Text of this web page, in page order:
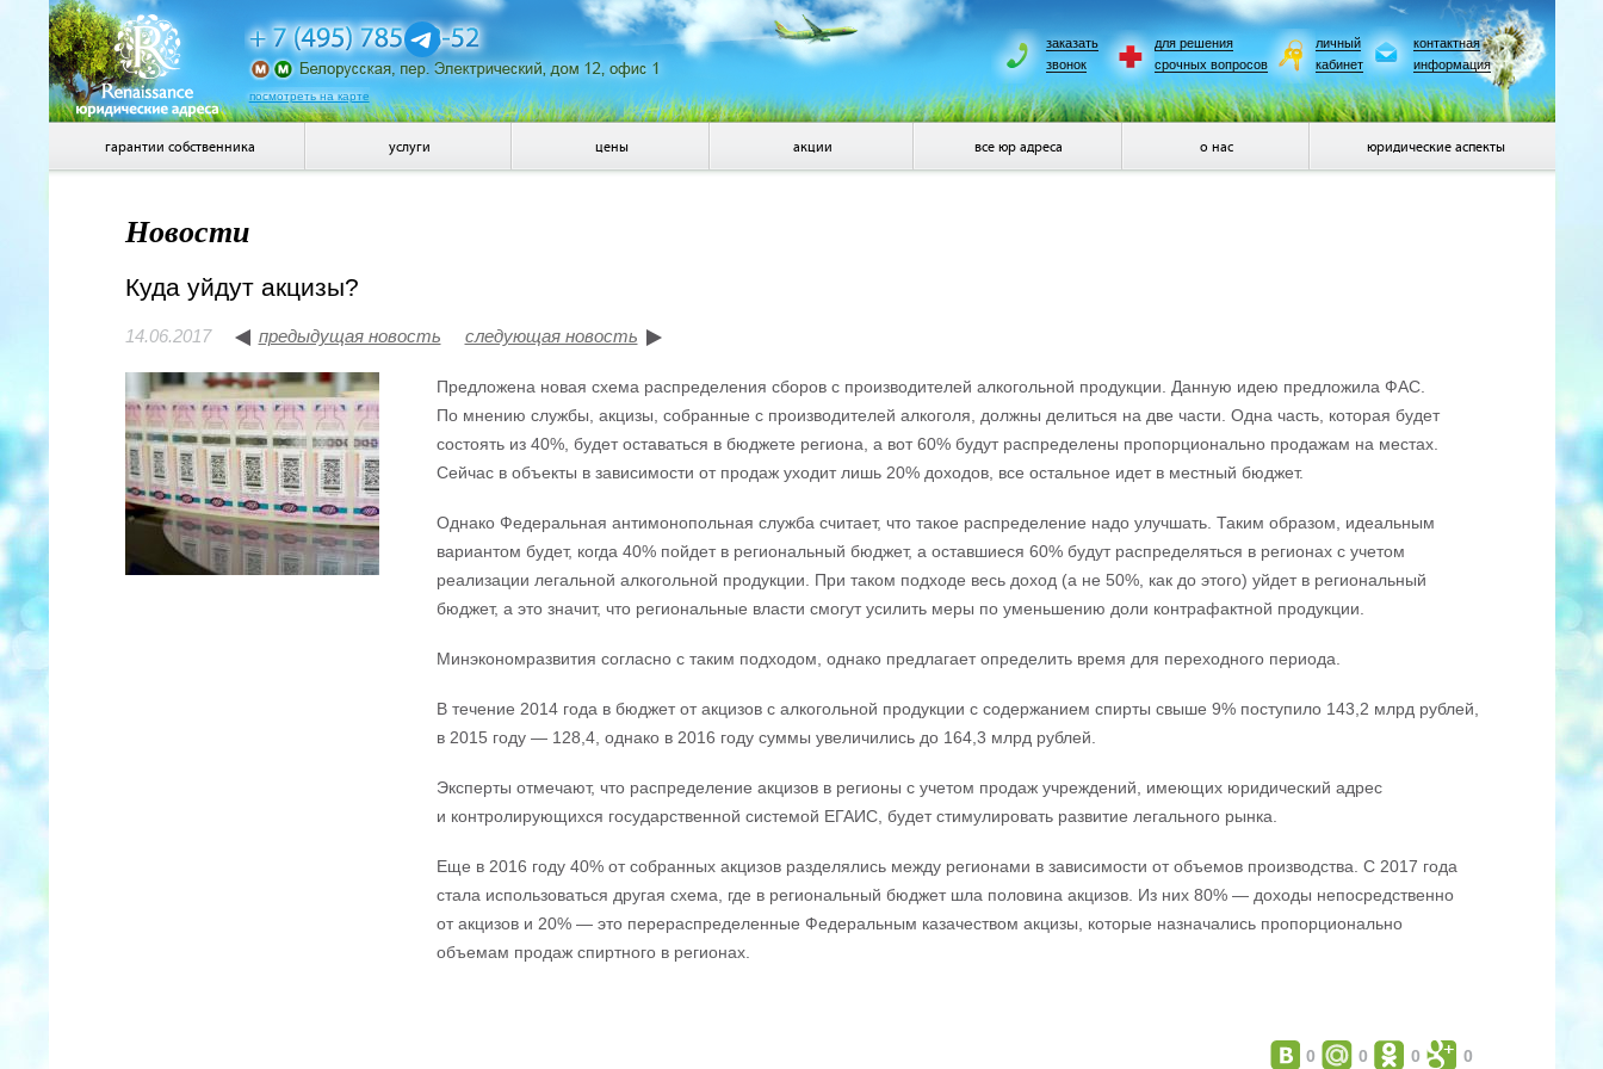
посмотреть на карте
заказать
звонок
для решения
срочных вопросов
личный
кабинет
контактная
информация
гарантии собственника услуги цены акции все юр адреса о нас юридические аспекты
Новости
Куда уйдут акцизы?
14.06.2017 предыдущая новость следующая новость
Предложена новая схема распределения сборов с производителей алкогольной продукции. Данную идею предложила ФАС.
По мнению службы, акцизы, собранные с производителей алкоголя, должны делиться на две части. Одна часть, которая будет
состоять из 40%, будет оставаться в бюджете региона, а вот 60% будут распределены пропорционально продажам на местах.
Сейчас в объекты в зависимости от продаж уходит лишь 20% доходов, все остальное идет в местный бюджет.
Однако Федеральная антимонопольная служба считает, что такое распределение надо улучшать. Таким образом, идеальным
вариантом будет, когда 40% пойдет в региональный бюджет, а оставшиеся 60% будут распределяться в регионах с учетом
реализации легальной алкогольной продукции. При таком подходе весь доход (а не 50%, как до этого) уйдет в региональный
бюджет, а это значит, что региональные власти смогут усилить меры по уменьшению доли контрафактной продукции.
Минэкономразвития согласно с таким подходом, однако предлагает определить время для переходного периода.
В течение 2014 года в бюджет от акцизов с алкогольной продукции с содержанием спирты свыше 9% поступило 143,2 млрд рублей,
в 2015 году — 128,4, однако в 2016 году суммы увеличились до 164,3 млрд рублей.
Эксперты отмечают, что распределение акцизов в регионы с учетом продаж учреждений, имеющих юридический адрес
и контролирующихся государственной системой ЕГАИС, будет стимулировать развитие легального рынка.
Еще в 2016 году 40% от собранных акцизов разделялись между регионами в зависимости от объемов производства. С 2017 года
стала использоваться другая схема, где в региональный бюджет шла половина акцизов. Из них 80% — доходы непосредственно
от акцизов и 20% — это перераспределенные Федеральным казачеством акцизы, которые назначались пропорционально
объемам продаж спиртного в регионах.
0 0 0 0